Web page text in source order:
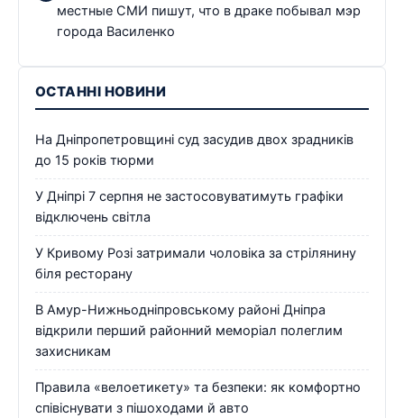
местные СМИ пишут, что в драке побывал мэр
города Василенко
ОСТАННІ НОВИНИ
На Дніпропетровщині суд засудив двох зрадників
до 15 років тюрми
У Дніпрі 7 серпня не застосовуватимуть графіки
відключень світла
У Кривому Розі затримали чоловіка за стрілянину
біля ресторану
В Амур-Нижньодніпровському районі Дніпра
відкрили перший районний меморіал полеглим
захисникам
Правила «велоетикету» та безпеки: як комфортно
співіснувати з пішоходами й авто